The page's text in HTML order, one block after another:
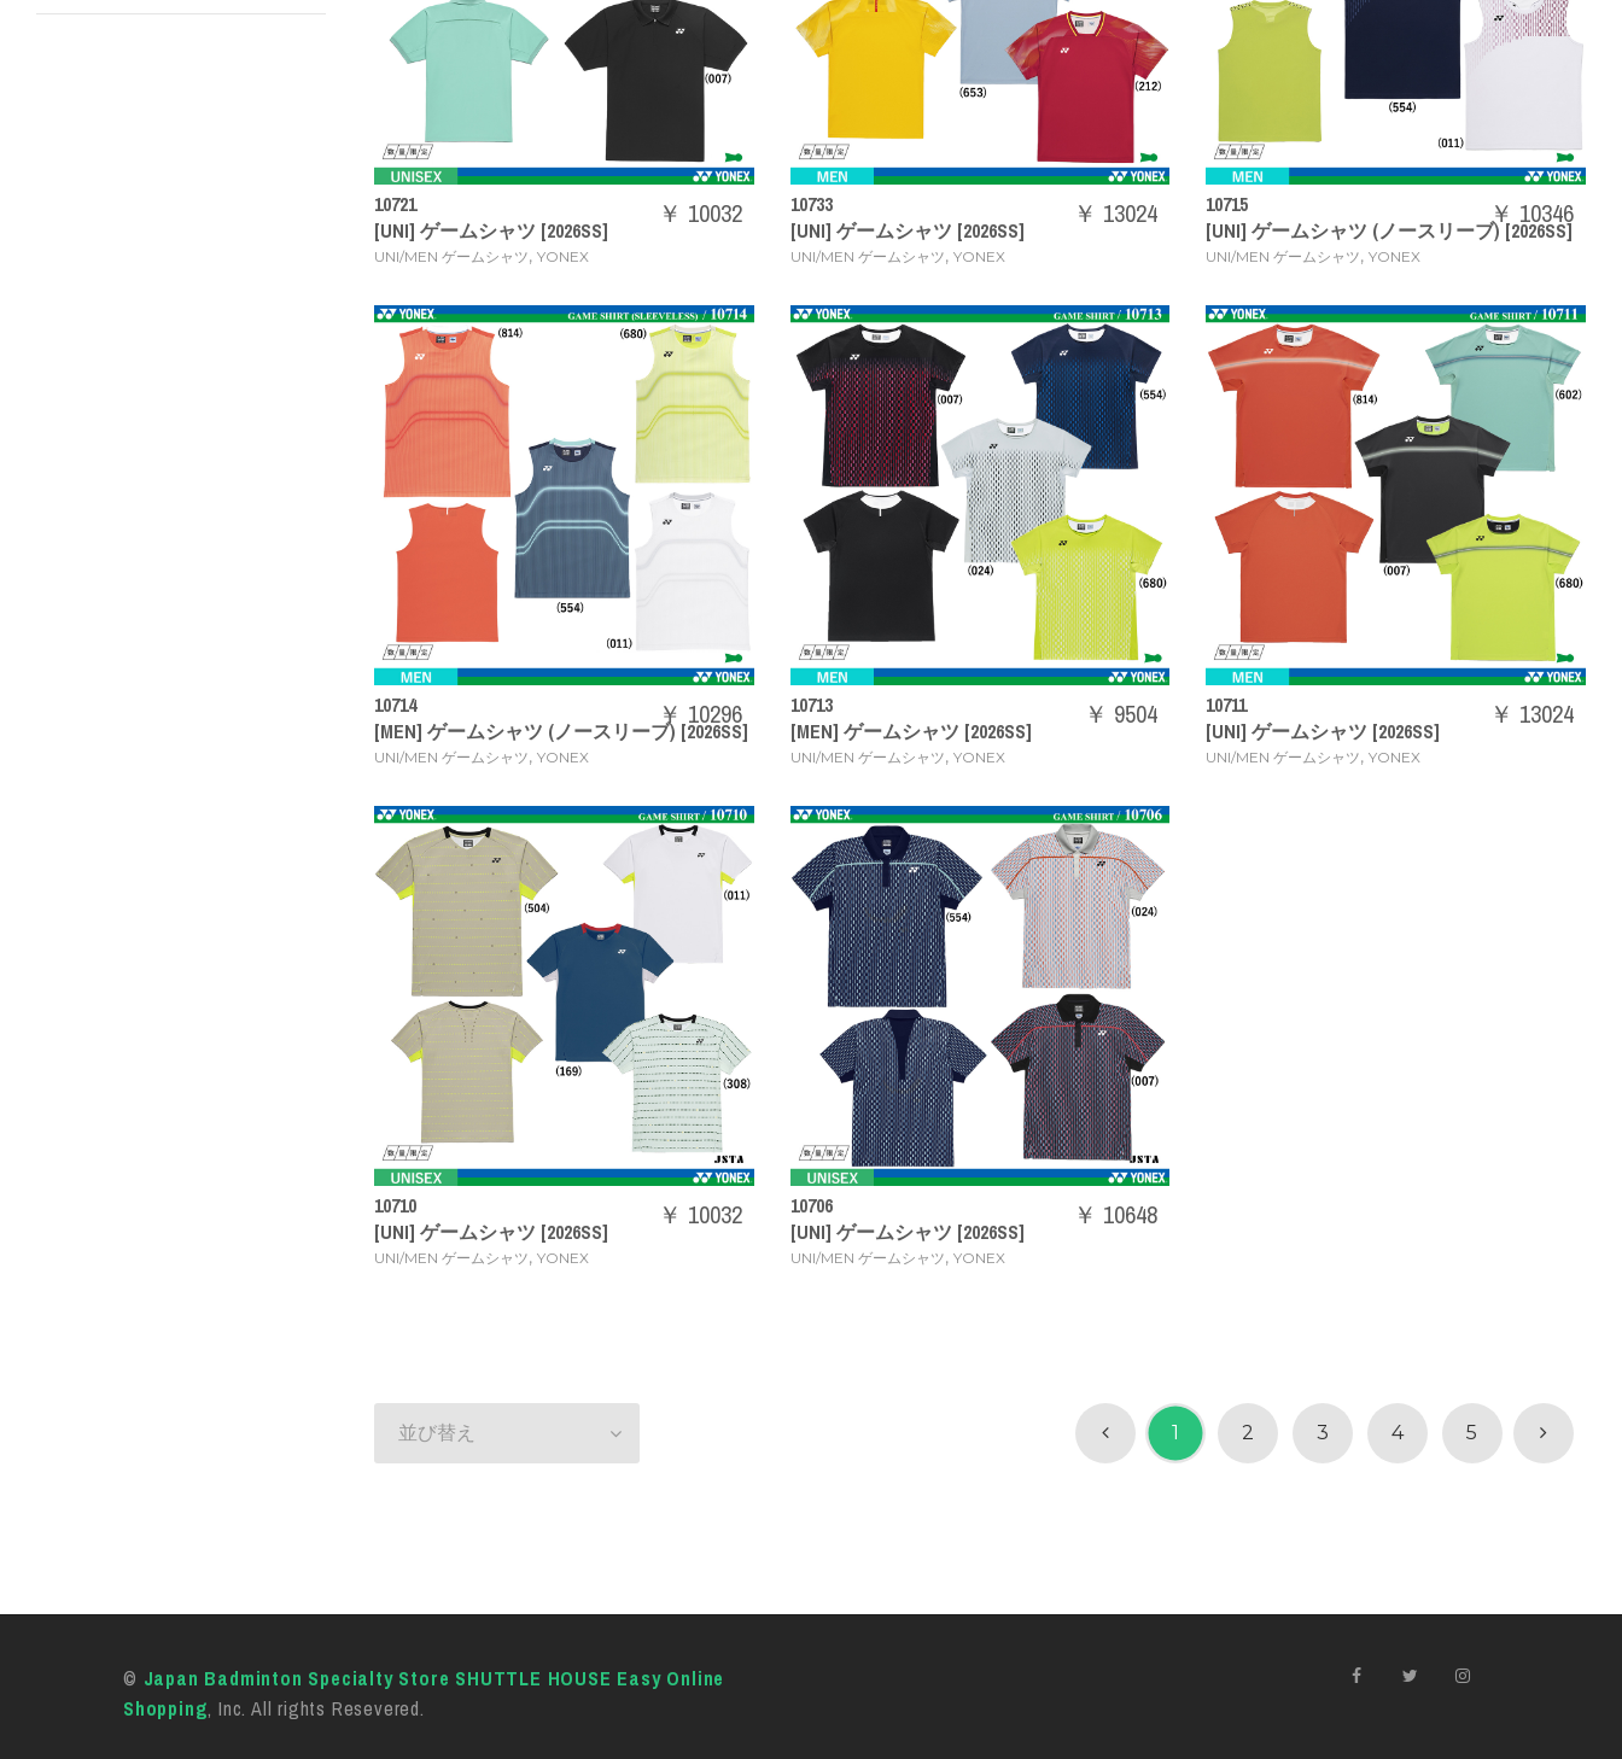
10721
[UNI] ゲームシャツ [2026SS]
UNI/MEN ゲームシャツ, YONEX
￥ 10032
10733
[UNI] ゲームシャツ [2026SS]
UNI/MEN ゲームシャツ, YONEX
￥ 13024
10715
[UNI] ゲームシャツ (ノースリーブ) [2026SS]
UNI/MEN ゲームシャツ,YONEX
￥ 10346
10714
[MEN] ゲームシャツ (ノースリーブ) [2026SS]
UNI/MEN ゲームシャツ, YONEX
￥ 10296
10713
[MEN] ゲームシャツ [2026SS]
UNI/MEN ゲームシャツ, YONEX
￥ 9504
10711
[UNI] ゲームシャツ [2026SS]
UNI/MEN ゲームシャツ,YONEX
￥ 13024
10710
[UNI] ゲームシャツ [2026SS]
UNI/MEN ゲームシャツ, YONEX
￥ 10032
10706
[UNI] ゲームシャツ [2026SS]
UNI/MEN ゲームシャツ, YONEX
￥ 10648
並び替え 1 2 3 4 5
© Japan Badminton Specialty Store SHUTTLE HOUSE Easy Online
Shopping, Inc. All rights Resevered.